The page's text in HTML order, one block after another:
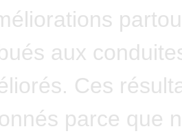
aux
Ces
parce que